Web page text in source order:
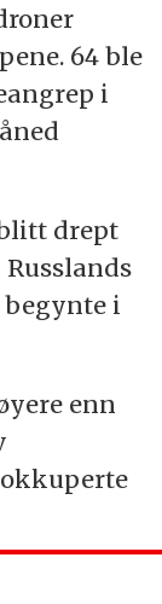
64 ble
i
drept
i
enn